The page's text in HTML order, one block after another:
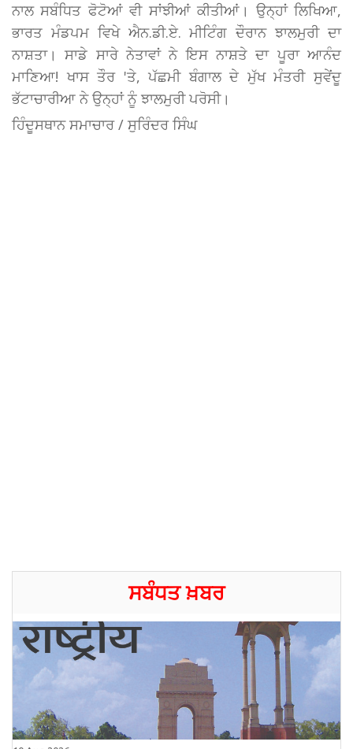
ਨਾਲ ਸਬੰਧਿਤ ਫੋਟੋਆਂ ਵੀ ਸਾਂਝੀਆਂ ਕੀਤੀਆਂ। ਉਨ੍ਹਾਂ ਲਿਖਿਆ,
ਭਾਰਤ ਮੰਡਪਮ ਵਿਖੇ ਐਨ.ਡੀ.ਏ. ਮੀਟਿੰਗ ਦੌਰਾਨ ਝਾਲਮੁਰੀ ਦਾ
ਨਾਸ਼ਤਾ। ਸਾਡੇ ਸਾਰੇ ਨੇਤਾਵਾਂ ਨੇ ਇਸ ਨਾਸ਼ਤੇ ਦਾ ਪੂਰਾ ਆਨੰਦ
ਮਾਣਿਆ! ਖਾਸ ਤੌਰ 'ਤੇ, ਪੱਛਮੀ ਬੰਗਾਲ ਦੇ ਮੁੱਖ ਮੰਤਰੀ ਸੁਵੇਂਦੂ
ਭੱਟਾਚਾਰੀਆ ਨੇ ਉਨ੍ਹਾਂ ਨੂੰ ਝਾਲਮੁਰੀ ਪਰੋਸੀ।
ਹਿੰਦੂਸਥਾਨ ਸਮਾਚਾਰ / ਸੁਰਿੰਦਰ ਸਿੰਘ
ਸਬੰਧਤ ਖ਼ਬਰ